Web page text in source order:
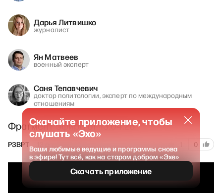
Дарья Литвишко
журналист
Ян Матвеев
военный эксперт
Саня Тепавчевич
доктор политологии, эксперт по международным
отношениям
Фрагмент эфира от 13.04.26
РЗВРТ 0
Скачайте приложение, чтобы
слушать «Эхо»
Ваши любимые ведущие и программы снова
в эфире! Тут всё, как на старом добром «Эхе»
Скачать приложение